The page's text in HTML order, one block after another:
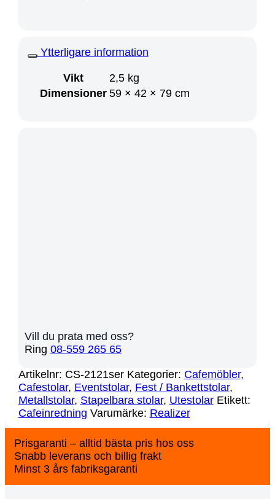
Ytterligare information
Vikt
2,5 kg
Dimensioner 59 × 42 × 79 cm
Vill du prata med oss?
Ring 08-559 265 65
Artikelnr: CS-2121ser Kategorier: Cafemöbler,
Cafestolar, Eventstolar, Fest / Bankettstolar,
Metallstolar, Stapelbara stolar, Utestolar Etikett:
Cafeinredning Varumärke: Realizer
Prisgaranti – alltid bästa pris hos oss
Snabb leverans och billig frakt
Minst 3 års fabriksgaranti